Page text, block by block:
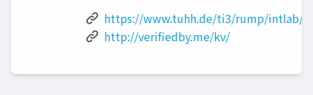
https://www.tuhh.de/ti3/rump/intlab/
http://verifiedby.me/kv/